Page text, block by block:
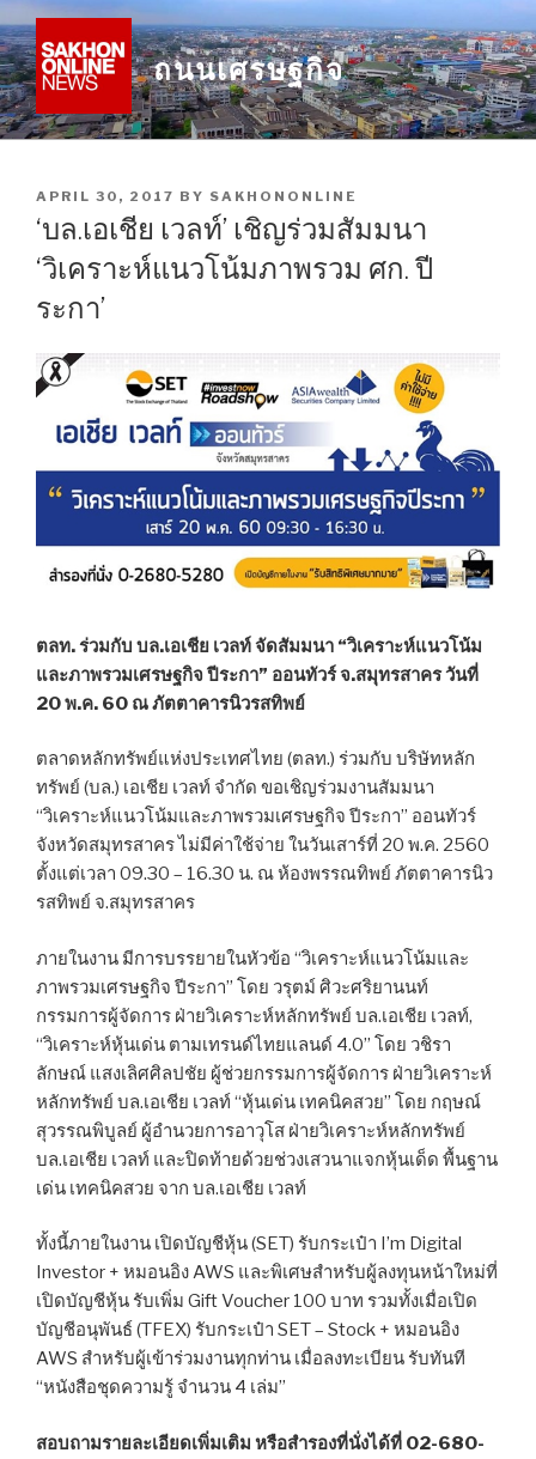
to
content
ถนนเศรษฐกิจ
POSTED
ON
APRIL 30, 2017 BY SAKHONONLINE
‘บล.เอเชีย เวลท์’ เชิญร่วมสัมมนา
‘วิเคราะห์แนวโน้มภาพรวม ศก. ปี
ระกา’
ตลท. ร่วมกับ บล.เอเชีย เวลท์ จัดสัมมนา “วิเคราะห์แนวโน้ม
และภาพรวมเศรษฐกิจ ปีระกา” ออนทัวร์ จ.สมุทรสาคร วันที่
20 พ.ค. 60 ณ ภัตตาคารนิวรสทิพย์
ตลาดหลักทรัพย์แห่งประเทศไทย (ตลท.) ร่วมกับ บริษัทหลัก
ทรัพย์ (บล.) เอเชีย เวลท์ จำกัด ขอเชิญร่วมงานสัมมนา
“วิเคราะห์แนวโน้มและภาพรวมเศรษฐกิจ ปีระกา” ออนทัวร์
จังหวัดสมุทรสาคร ไม่มีค่าใช้จ่าย ในวันเสาร์ที่ 20 พ.ค. 2560
ตั้งแต่เวลา 09.30 – 16.30 น. ณ ห้องพรรณทิพย์ ภัตตาคารนิว
รสทิพย์ จ.สมุทรสาคร
ภายในงาน มีการบรรยายในหัวข้อ “วิเคราะห์แนวโน้มและ
ภาพรวมเศรษฐกิจ ปีระกา” โดย วรุตม์ ศิวะศริยานนท์
กรรมการผู้จัดการ ฝ่ายวิเคราะห์หลักทรัพย์ บล.เอเชีย เวลท์,
“วิเคราะห์หุ้นเด่น ตามเทรนด์ไทยแลนด์ 4.0” โดย วชิรา
ลักษณ์ แสงเลิศศิลปชัย ผู้ช่วยกรรมการผู้จัดการ ฝ่ายวิเคราะห์
หลักทรัพย์ บล.เอเชีย เวลท์ “หุ้นเด่น เทคนิคสวย” โดย กฤษณ์
สุวรรณพิบูลย์ ผู้อำนวยการอาวุโส ฝ่ายวิเคราะห์หลักทรัพย์
บล.เอเชีย เวลท์ และปิดท้ายด้วยช่วงเสวนาแจกหุ้นเด็ด พื้นฐาน
เด่น เทคนิคสวย จาก บล.เอเชีย เวลท์
ทั้งนี้ภายในงาน เปิดบัญชีหุ้น (SET) รับกระเป๋า I’m Digital
Investor + หมอนอิง AWS และพิเศษสำหรับผู้ลงทุนหน้าใหม่ที่
เปิดบัญชีหุ้น รับเพิ่ม Gift Voucher 100 บาท รวมทั้งเมื่อเปิด
บัญชีอนุพันธ์ (TFEX) รับกระเป๋า SET – Stock + หมอนอิง
AWS สำหรับผู้เข้าร่วมงานทุกท่าน เมื่อลงทะเบียน รับทันที
“หนังสือชุดความรู้ จำนวน 4 เล่ม”
สอบถามรายละเอียดเพิ่มเติม หรือสำรองที่นั่งได้ที่ 02-680-